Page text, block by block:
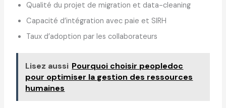
Qualité du projet de migration et data-cleaning
Capacité d’intégration avec paie et SIRH
Taux d’adoption par les collaborateurs
Lisez aussi Pourquoi choisir peopledoc
pour optimiser la gestion des ressources
humaines